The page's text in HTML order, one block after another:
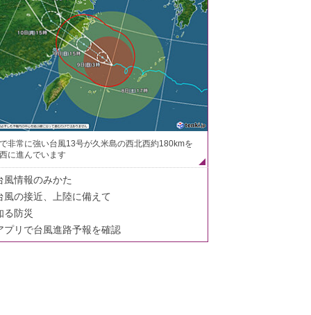
非常に強い台風13号が久米島の西北西約180kmを
に進んでいます
風情報のみかた
風の接近、上陸に備えて
る防災
プリで台風進路予報を確認